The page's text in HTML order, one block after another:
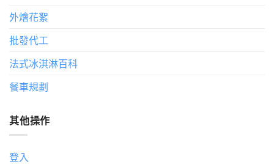
外燴花絮
批發代工
法式冰淇淋百科
餐車規劃
其他操作
登入